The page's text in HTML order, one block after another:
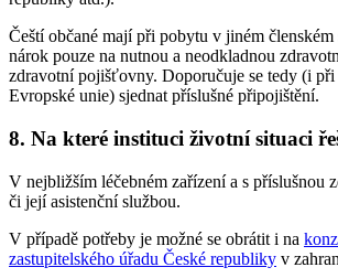
Čeští občané mají při pobytu v jiném členském
nárok pouze na nutnou a neodkladnou
zdravotní pojišťovny. Doporučuje se tedy (i při
Evropské unie) sjednat příslušné připojištění.
8. Na které instituci životní situaci
V nejbližším léčebném zařízení a s příslušnou
či její asistenční službou.
V případě potřeby je možné se obrátit i na
zastupitelského úřadu České republiky v